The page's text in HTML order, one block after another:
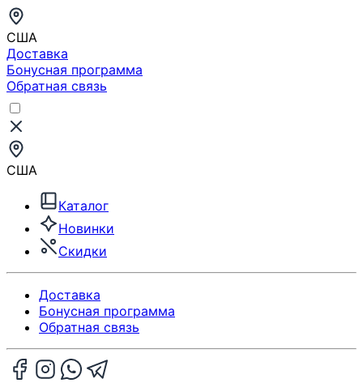
США
Доставка
Бонусная программа
Обратная связь
США
Каталог
Новинки
Скидки
Доставка
Бонусная программа
Обратная связь